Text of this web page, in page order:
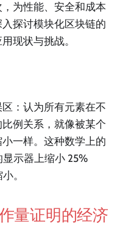
为性能、安全和成本
探讨模块化区块链的
现状与挑战。
：认为所有元素在不
例关系，就像被某个
一样。这种数学上的
示器上缩小 25%
。
量证明的经济